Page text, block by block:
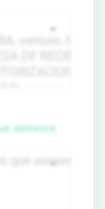
asesora